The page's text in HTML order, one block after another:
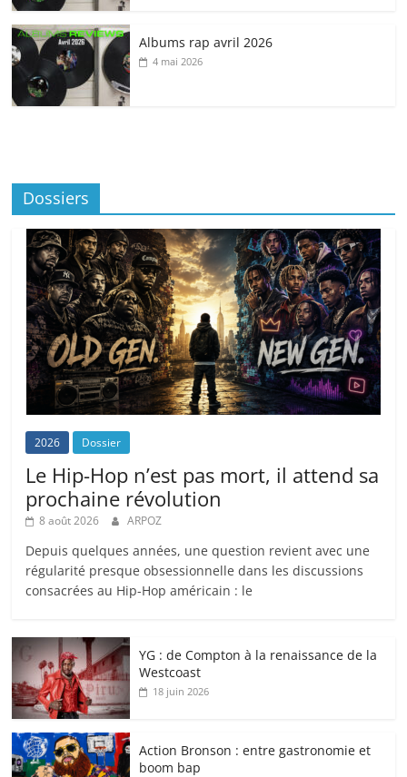
Albums rap avril 2026
4 mai 2026
Dossiers
2026 Dossier
Le Hip-Hop n’est pas mort, il attend sa
prochaine révolution
8 août 2026 ARPOZ
Depuis quelques années, une question revient avec une
régularité presque obsessionnelle dans les discussions
consacrées au Hip-Hop américain : le
YG : de Compton à la renaissance de la
Westcoast
18 juin 2026
Action Bronson : entre gastronomie et
boom bap